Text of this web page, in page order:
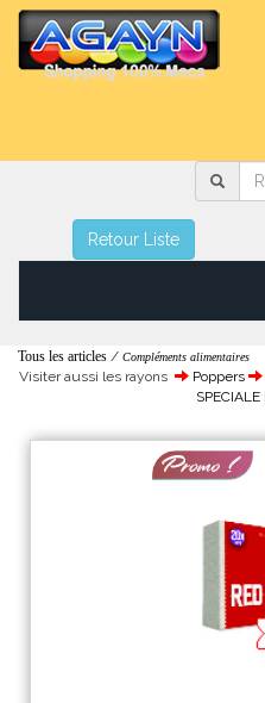
Retour Liste
Tous les articles / Compléments alimentaires
Visiter aussi les rayons Poppers
SPECIALE